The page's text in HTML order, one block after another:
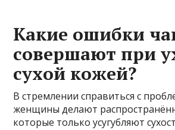
Какие ошибки
совершают при
сухой кожей?
В стремлении справиться с
женщины делают
которые только усугубляют